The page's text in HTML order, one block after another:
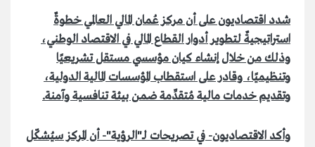
شدد اقتصاديون على أن مركز عُمان المالي العالمي خطوةٌ
استراتيجيةٌ لتطوير أدوار القطاع المالي في الاقتصاد الوطني،
وذلك من خلال إنشاء كيان مؤسسي مستقل تشريعيًا
وتنظيميًا، وقادر على استقطاب المؤسسات المالية الدولية،
وتقديم خدمات مالية مُتقدِّمة ضمن بيئة تنافسية وآمنة.
وأكد الاقتصاديون- في تصريحات لـ"الرؤية"- أن المركز سيُشكّل